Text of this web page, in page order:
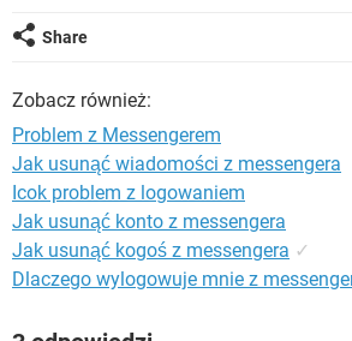
Share
Zobacz również:
Problem z Messengerem
Jak usunąć wiadomości z messengera
Icok problem z logowaniem
Jak usunąć konto z messengera
Jak usunąć kogoś z messengera ✓
Dlaczego wylogowuje mnie z